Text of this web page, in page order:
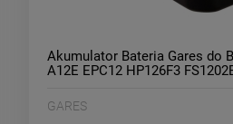
Akumulator Bateria Gares do
A12E EPC12 HP126F3
12V 2Ah
GARES